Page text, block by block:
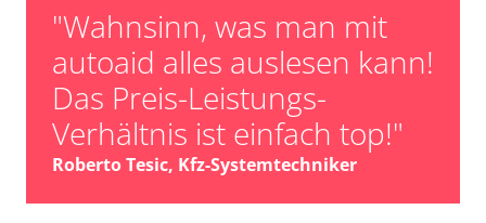
"Wahnsinn, was man mit
autoaid alles auslesen kann!
Das Preis-Leistungs-
Verhältnis ist einfach top!"
Roberto Tesic, Kfz-Systemtechniker